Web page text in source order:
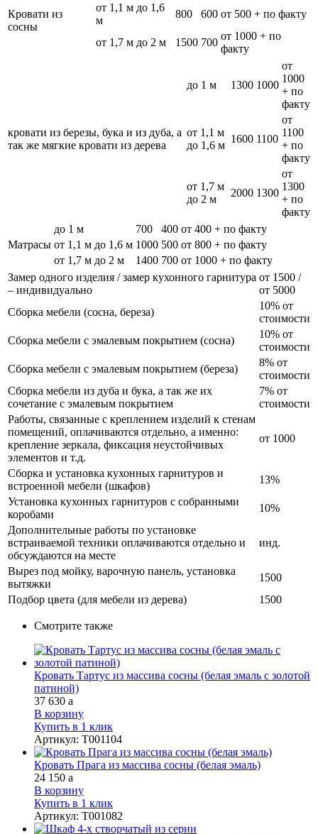
Кровати из
сосны
от 1,1 м до 1,6
м
800 600 от 500 + по факту
от 1,7 м до 2 м 1500 700
от 1000 + по
факту
кровати из березы, бука и из дуба, а
так же мягкие кровати из дерева
до 1 м 1300 1000
от
1000
+ по
факту
от 1,1 м
до 1,6 м
1600 1100
от
1100
+ по
факту
от 1,7 м
до 2 м
2000 1300
от
1300
+ по
факту
Матрасы
до 1 м 700 400 от 400 + по факту
от 1,1 м до 1,6 м 1000 500 от 800 + по факту
от 1,7 м до 2 м
1400 700 от 1000 + по факту
Замер одного изделия / замер кухонного гарнитура
– индивидуально
от 1500 /
от 5000
Сборка мебели (сосна, береза)
10% от
стоимости
Сборка мебели с эмалевым покрытием (сосна)
10% от
стоимости
Сборка мебели с эмалевым покрытием (береза)
8% от
стоимости
Сборка мебели из дуба и бука, а так же их
сочетание с эмалевым покрытием
7% от
стоимости
Работы, связанные с креплением изделий к стенам
помещений, оплачиваются отдельно, а именно:
крепление зеркала, фиксация неустойчивых
элементов и т.д.
от 1000
Сборка и установка кухонных гарнитуров и
встроенной мебели (шкафов)
13%
Установка кухонных гарнитуров с собранными
коробами
10%
Дополнительные работы по установке
встраиваемой техники оплачиваются отдельно и
обсуждаются на месте
инд.
Вырез под мойку, варочную панель, установка
вытяжки
1500
Подбор цвета (для мебели из дерева)
1500
Смотрите также
Кровать Тартус из массива сосны (белая эмаль с золотой
патиной)
37 630 a
В корзину
Купить в 1 клик
Артикул: Т001104
Кровать Прага из массива сосны (белая эмаль)
24 150 a
В корзину
Купить в 1 клик
Артикул: Т001082